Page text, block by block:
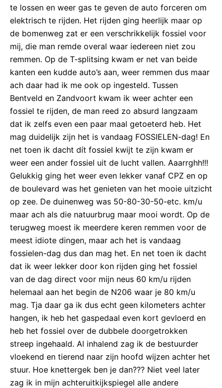
te lossen en weer gas te geven de auto forceren om
elektrisch te rijden. Het rijden ging heerlijk maar op
de bomenweg zat er een verschrikkelijk fossiel voor
mij, die man remde overal waar iedereen niet zou
remmen. Op de T-splitsing kwam er net van beide
kanten een kudde auto’s aan, weer remmen dus maar
ach daar had ik me ook op ingesteld. Tussen
Bentveld en Zandvoort kwam ik weer achter een
fossiel te rijden, de man reed zo absurd langzaam
dat ik zelfs even een paar maal getoeterd heb. Het
mag duidelijk zijn het is vandaag FOSSIELEN-dag! En
net toen ik dacht dít fossiel kwijt te zijn kwam er
weer een ander fossiel uit de lucht vallen. Aaarrghh!!!
Gelukkig ging het weer even lekker vanaf CPZ en op
de boulevard was het genieten van het mooie uitzicht
op zee. De duinenweg was 50-80-30-50-etc. km/u
maar ach als die natuurbrug maar mooi wordt. Op de
terugweg moest ik meerdere keren remmen voor de
meest idiote dingen, maar ach het is vandaag
fossielen-dag dus dan mag het. En net toen ik dacht
dat ik weer lekker door kon rijden ging het fossiel
van de dag direct voor mijn neus 60 km/u rijden
helemaal aan het begin de N206 waar je 80 km/u
mag. Tja daar ga ik dus echt geen kilometers achter
hangen, ik heb het gaspedaal even kort gevloerd en
heb het fossiel over de dubbele doorgetrokken
streep ingehaald. Al inhalend zag ik de bestuurder
vloekend en tierend naar zijn hoofd wijzen achter het
stuur. Hoe knettergek ben je dan??? Niet veel later
zag ik in mijn achteruitkijkspiegel alle andere